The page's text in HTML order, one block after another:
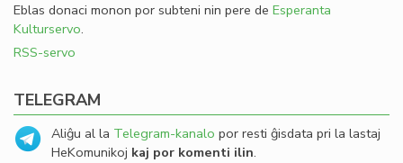
Eblas donaci monon por subteni nin pere de Esperanta
Kulturservo.
RSS-servo
TELEGRAM
Aliĝu al la Telegram-kanalo por resti ĝisdata pri la lastaj
HeKomunikoj kaj por komenti ilin.